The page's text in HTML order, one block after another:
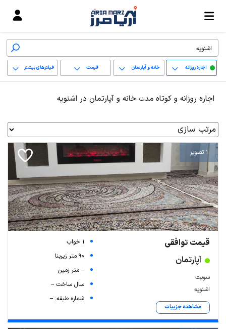
اجاره روزانه خانه و آپارتمان قیمت فیلترهای بیشتر
پاک کردن محدوده
انتخابی
اجاره روزانه و کوتاه مدت خانه و آپارتمان در اشنویه
1 تصویر
قیمت توافقی
آپارتمان
سویت
اشنویه
مشاهده جزییات
1 خواب
90 متر زیربنا
-- متر زمین
سال ساخت --
شماره طبقه: --